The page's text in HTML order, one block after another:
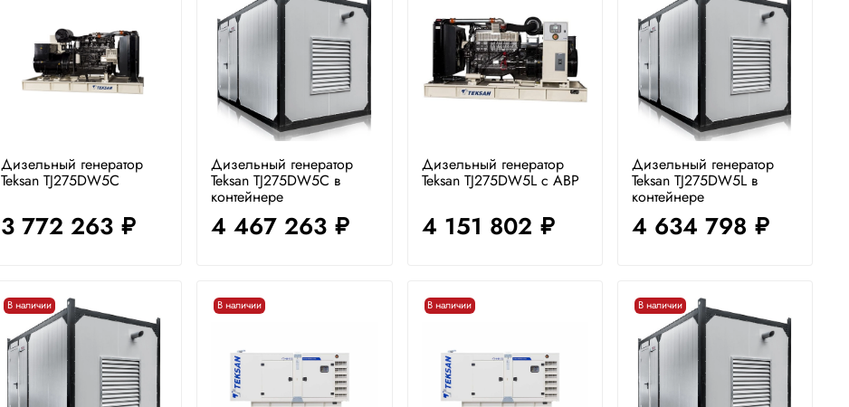
Дизельный генератор
Teksan TJ275DW5C
3 772 263 руб.
Дизельный генератор
Teksan TJ275DW5C в
контейнере
4 467 263 руб.
Дизельный генератор
Teksan TJ275DW5L с АВР
4 151 802 руб.
Дизельный генератор
Teksan TJ275DW5L в
контейнере
4 634 798 руб.
В наличии В наличии В наличии В наличии